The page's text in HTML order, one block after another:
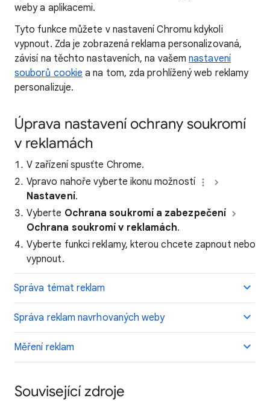
weby a aplikacemi.
Tyto funkce můžete v nastavení Chromu kdykoli
vypnout. Zda je zobrazená reklama personalizovaná,
závisí na těchto nastaveních, na vašemnastavení
souborů cookie a na tom, zda prohlížený web reklamy
personalizuje.
Úprava nastavení ochrany soukromí
v reklamách
V zařízení spusťte Chrome.
Vpravo nahoře vyberte ikonu možností
Nastavení.
Vyberte Ochrana soukromí a zabezpečení
Ochrana soukromí v reklamách.
Vyberte funkci reklamy, kterou chcete zapnout nebo
vypnout.
Správa témat reklam
Správa reklam navrhovaných weby
Měření reklam
Související zdroje